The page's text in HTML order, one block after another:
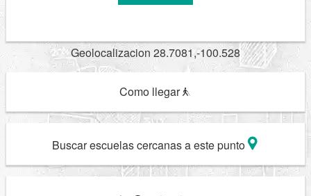
Geolocalizacion 28.7081,-100.528
Como llegar
Buscar escuelas cercanas a este punto